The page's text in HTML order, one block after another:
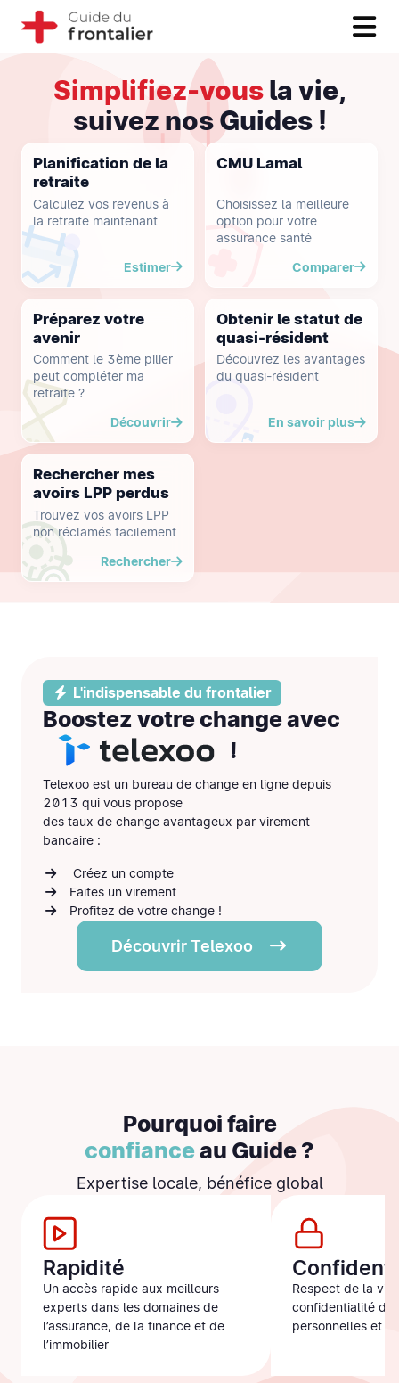
Simplifiez-vousla vie,
suivez nos Guides !
Planification de la
retraite
Calculez vos revenus à
la retraite maintenant
Estimer
CMU Lamal
Choisissez la meilleure
option pour votre
assurance santé
Comparer
Préparez votre
avenir
Comment le 3ème pilier
peut compléter ma
retraite ?
Découvrir
Obtenir le statut de
quasi-résident
Découvrez les avantages
du quasi-résident
En savoir plus
Rechercher mes
avoirs LPP perdus
Trouvez vos avoirs LPP
non réclamés facilement
Rechercher
L'indispensable du frontalier
Boostez votre change avec
!
Telexoo est un bureau de change en ligne depuis
2013 qui vous propose
des taux de change avantageux par virement
bancaire :
Créez un compte
Faites un virement
Profitez de votre change !
Découvrir Telexoo
Pourquoi faire
confianceau Guide ?
Expertise locale, bénéfice global
Rapidité
Un accès rapide aux meilleurs
experts dans les domaines de
l’assurance, de la finance et de
l’immobilier
Respect de la vie
confidentialité
personnelles et